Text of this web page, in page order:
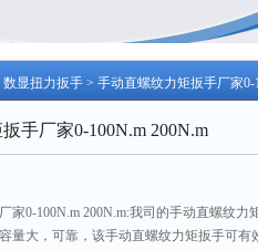
数显扭力扳手 > 手动直螺纹力矩扳手厂家0-
手厂家0-100N.m 200N.m
家0-100N.m 200N.m:我司的手动直螺纹力
量大，可靠，该手动直螺纹力矩扳手可有